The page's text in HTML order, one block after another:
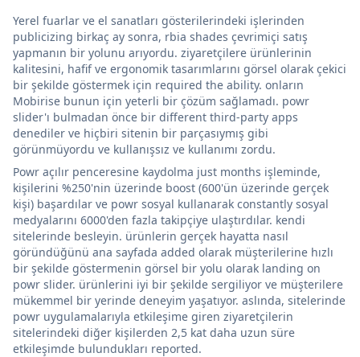
Yerel fuarlar ve el sanatları gösterilerindeki işlerinden
publicizing birkaç ay sonra, rbia shades çevrimiçi satış
yapmanın bir yolunu arıyordu. ziyaretçilere ürünlerinin
kalitesini, hafif ve ergonomik tasarımlarını görsel olarak çekici
bir şekilde göstermek için required the ability. onların
Mobirise bunun için yeterli bir çözüm sağlamadı. powr
slider'ı bulmadan önce bir different third-party apps
denediler ve hiçbiri sitenin bir parçasıymış gibi
görünmüyordu ve kullanışsız ve kullanımı zordu.
Powr açılır penceresine kaydolma just months işleminde,
kişilerini %250'nin üzerinde boost (600'ün üzerinde gerçek
kişi) başardılar ve powr sosyal kullanarak constantly sosyal
medyalarını 6000'den fazla takipçiye ulaştırdılar. kendi
sitelerinde besleyin. ürünlerin gerçek hayatta nasıl
göründüğünü ana sayfada added olarak müşterilerine hızlı
bir şekilde göstermenin görsel bir yolu olarak landing on
powr slider. ürünlerini iyi bir şekilde sergiliyor ve müşterilere
mükemmel bir yerinde deneyim yaşatıyor. aslında, sitelerinde
powr uygulamalarıyla etkileşime giren ziyaretçilerin
sitelerindeki diğer kişilerden 2,5 kat daha uzun süre
etkileşimde bulundukları reported.